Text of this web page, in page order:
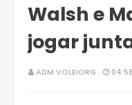
Walsh e
jogar
ADM VOLEIORG